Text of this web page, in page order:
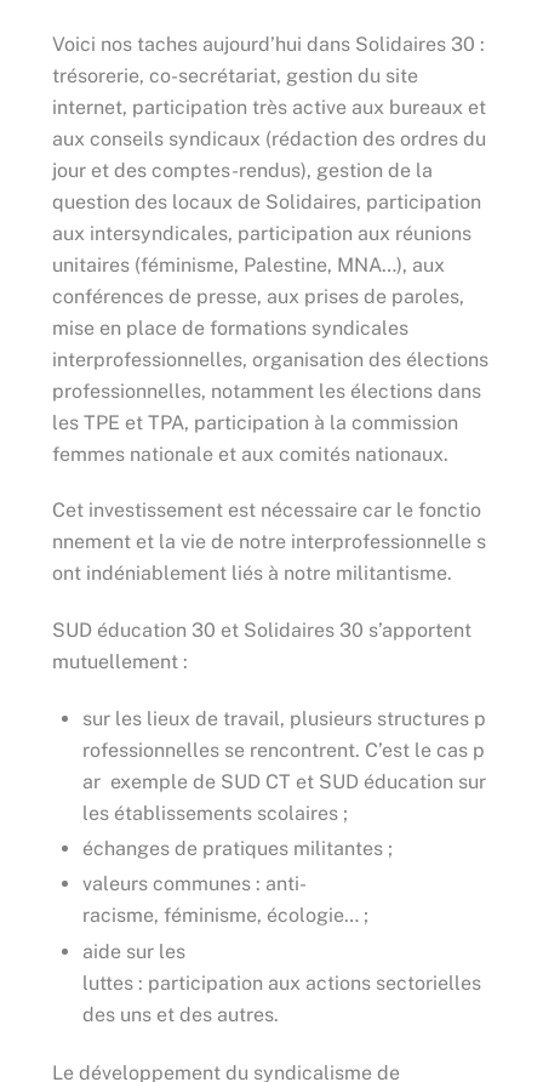
Voici nos taches aujourd’hui dans Solidaires 30 :
trésorerie, co-secrétariat, gestion du site
internet, participation très active aux bureaux et
aux conseils syndicaux (rédaction des ordres du
jour et des comptes-rendus), gestion de la
question des locaux de Solidaires, participation
aux intersyndicales, participation aux réunions
unitaires (féminisme, Palestine, MNA…), aux
conférences de presse, aux prises de paroles,
mise en place de formations syndicales
interprofessionnelles, organisation des élections
professionnelles, notamment les élections dans
les TPE et TPA, participation à la commission
femmes nationale et aux comités nationaux.
Cet investissement est nécessaire car le fonctio
nnement et la vie de notre interprofessionnelle s
ont indéniablement liés à notre militantisme.
SUD éducation 30 et Solidaires 30 s’apportent
mutuellement :
sur les lieux de travail, plusieurs structures p
rofessionnelles se rencontrent. C’est le cas p
ar exemple de SUD CT et SUD éducation sur
les établissements scolaires ;
échanges de pratiques militantes ;
valeurs communes : anti-
racisme, féminisme, écologie… ;
aide sur les
luttes : participation aux actions sectorielles
des uns et des autres.
Le développement du syndicalisme de